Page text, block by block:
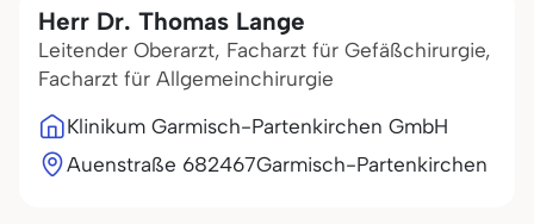
Herr Dr. Thomas Lange
Leitender Oberarzt, Facharzt für Gefäßchirurgie,
Facharzt für Allgemeinchirurgie
Klinikum Garmisch-Partenkirchen GmbH
Auenstraße 682467Garmisch-Partenkirchen